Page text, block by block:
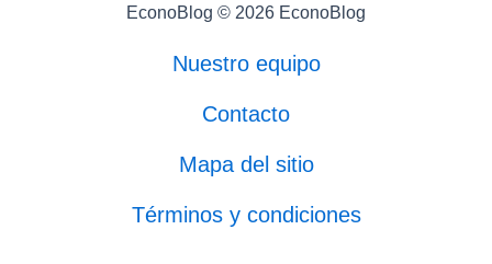
EconoBlog © 2026 EconoBlog
Nuestro equipo
Contacto
Mapa del sitio
Términos y condiciones